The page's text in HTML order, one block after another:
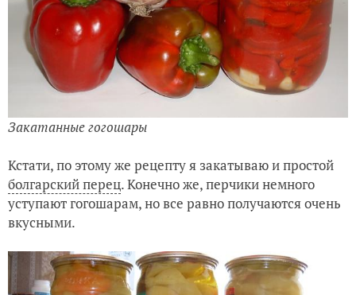
Закатанные гогошары
Кстати, по этому же рецепту я закатываю и простой
болгарский перец. Конечно же, перчики немного
уступают гогошарам, но все равно получаются очень
вкусными.